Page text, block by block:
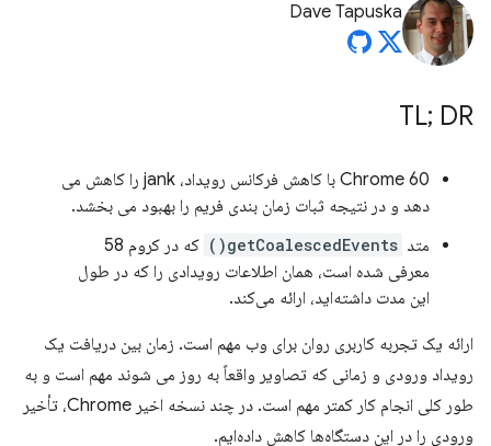
Dave Tapuska
TL; DR
Chrome 60 با کاهش فرکانس رویداد، jank را کاهش می
دهد و در نتیجه ثبات زمان بندی فریم را بهبود می بخشد.
متد getCoalescedEvents()
که در کروم 58
معرفی شده است، همان اطلاعات رویدادی را که در طول
این مدت داشته‌اید، ارائه می‌کند.
ارائه یک تجربه کاربری روان برای وب مهم است. زمان بین دریافت یک
رویداد ورودی و زمانی که تصاویر واقعاً به روز می شوند مهم است و به
طور کلی انجام کار کمتر مهم است. در چند نسخه اخیر Chrome، تأخیر
ورودی را در این دستگاه‌ها کاهش داده‌ایم.